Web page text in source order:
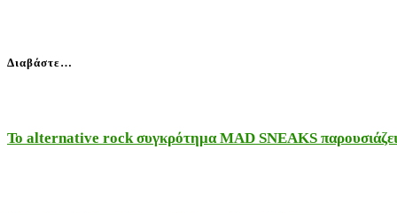
Διαβάστε…
Το alternative rock συγκρότημα MAD SNEAKS